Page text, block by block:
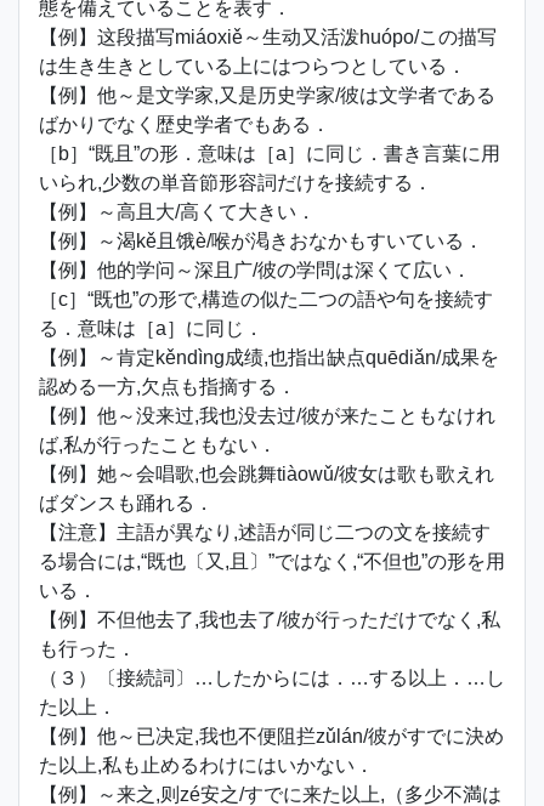
態を備えていることを表す．
【例】这段描写miáoxiě～生动又活泼huópo/この描写
は生き生きとしている上にはつらつとしている．
【例】他～是文学家,又是历史学家/彼は文学者である
ばかりでなく歴史学者でもある．
［b］“既且”の形．意味は［a］に同じ．書き言葉に用
いられ,少数の単音節形容詞だけを接続する．
【例】～高且大/高くて大きい．
【例】～渴kě且饿è/喉が渇きおなかもすいている．
【例】他的学问～深且广/彼の学問は深くて広い．
［c］“既也”の形で,構造の似た二つの語や句を接続す
る．意味は［a］に同じ．
【例】～肯定kěndìng成绩,也指出缺点quēdiǎn/成果を
認める一方,欠点も指摘する．
【例】他～没来过,我也没去过/彼が来たこともなけれ
ば,私が行ったこともない．
【例】她～会唱歌,也会跳舞tiàowǔ/彼女は歌も歌えれ
ばダンスも踊れる．
【注意】主語が異なり,述語が同じ二つの文を接続す
る場合には,“既也〔又,且〕”ではなく,“不但也”の形を用
いる．
【例】不但他去了,我也去了/彼が行っただけでなく,私
も行った．
（３）〔接続詞〕…したからには．…する以上．…し
た以上．
【例】他～已决定,我也不便阻拦zǔlán/彼がすでに決め
た以上,私も止めるわけにはいかない．
【例】～来之,则zé安之/すでに来た以上,（多少不満は